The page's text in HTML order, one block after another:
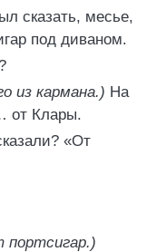
сказать, месье,
под диваном.
из кармана.) На
от Клары.
«От